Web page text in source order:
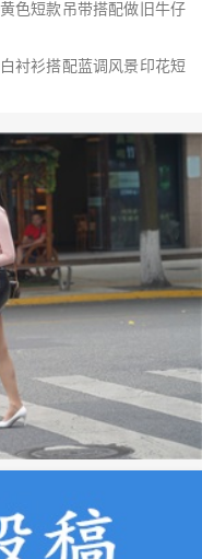
色短款吊带搭配做旧牛仔
衬衫搭配蓝调风景印花短